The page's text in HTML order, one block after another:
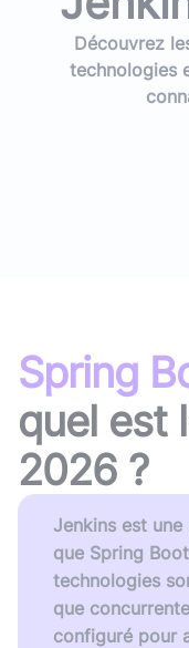
Découvrez
technologies
Spring
quel est
2026 ?
Jenkins est
que Spring
technologies
que
configuré pour